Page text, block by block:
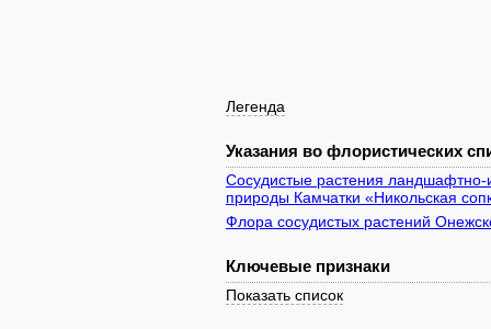
Легенда
Указания во флористических
Сосудистые растения ландшафтно-
природы Камчатки «Никольская
Флора сосудистых растений
Ключевые признаки
Показать список